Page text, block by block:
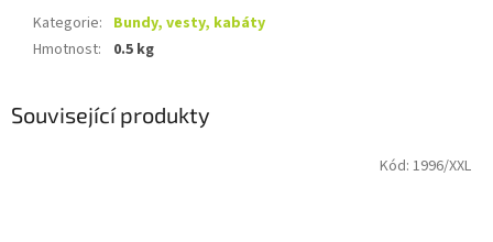
Kategorie: Bundy, vesty, kabáty
Hmotnost: 0.5 kg
Související produkty
Kód: 1996/XXL